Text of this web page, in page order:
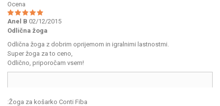
Ocena
Anel B 02/12/2015
Odlična žoga
Odlična žoga z dobrim oprijemom in igralnimi lastnostmi.
Super žoga za to ceno,
Odlično, priporočam vsem!
:Žoga za košarko Conti Fiba